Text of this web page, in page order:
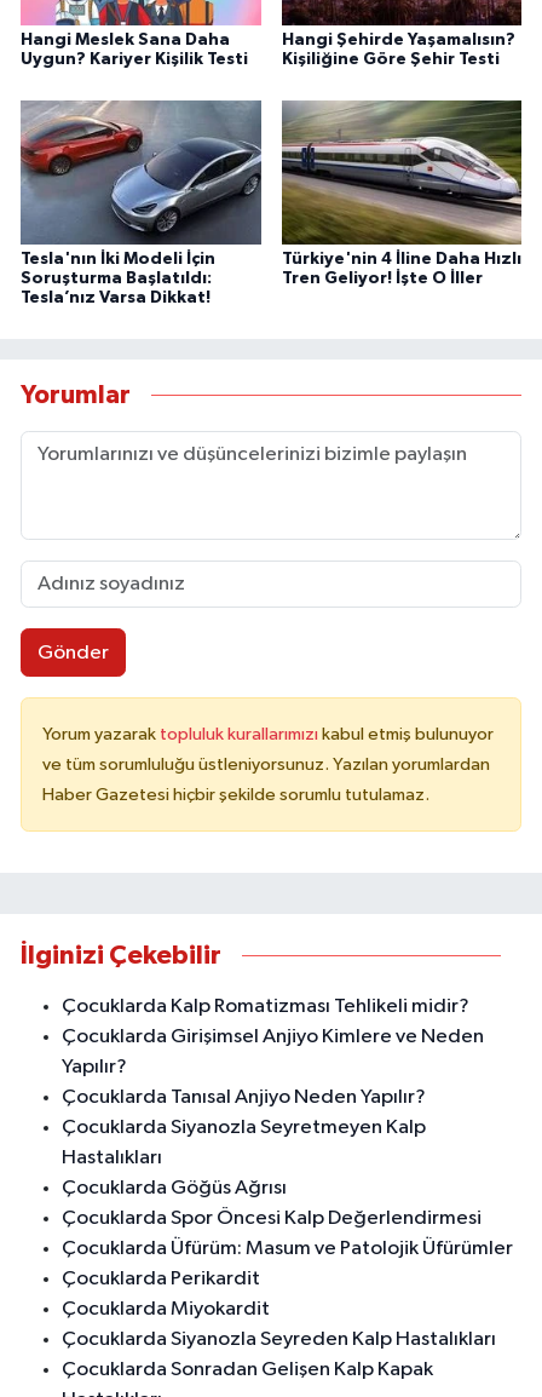
Hangi Meslek Sana Daha
Uygun? Kariyer Kişilik Testi
Hangi Şehirde Yaşamalısın?
Kişiliğine Göre Şehir Testi
Tesla'nın İki Modeli İçin
Soruşturma Başlatıldı:
Tesla’nız Varsa Dikkat!
Türkiye'nin 4 İline Daha Hızlı
Tren Geliyor! İşte O İller
Yorumlar
Gönder
Yorum yazarak topluluk kurallarımızı kabul etmiş bulunuyor
ve tüm sorumluluğu üstleniyorsunuz. Yazılan yorumlardan
Haber Gazetesi hiçbir şekilde sorumlu tutulamaz.
İlginizi Çekebilir
Çocuklarda Kalp Romatizması Tehlikeli midir?
Çocuklarda Girişimsel Anjiyo Kimlere ve Neden
Yapılır?
Çocuklarda Tanısal Anjiyo Neden Yapılır?
Çocuklarda Siyanozla Seyretmeyen Kalp
Hastalıkları
Çocuklarda Göğüs Ağrısı
Çocuklarda Spor Öncesi Kalp Değerlendirmesi
Çocuklarda Üfürüm: Masum ve Patolojik Üfürümler
Çocuklarda Perikardit
Çocuklarda Miyokardit
Çocuklarda Siyanozla Seyreden Kalp Hastalıkları
Çocuklarda Sonradan Gelişen Kalp Kapak